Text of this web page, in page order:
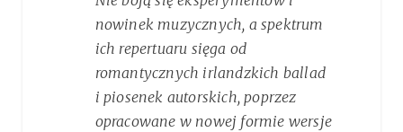
nowinek muzycznych, a spektrum
ich repertuaru sięga od
romantycznych irlandzkich ballad
i piosenek autorskich, poprzez
opracowane w nowej formie wersje